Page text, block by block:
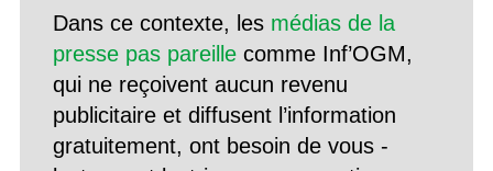
Dans ce contexte, les médias de la
presse pas pareillecomme Inf’OGM,
qui ne reçoivent aucun revenu
publicitaire et diffusent l’information
gratuitement, ont besoin de vous -